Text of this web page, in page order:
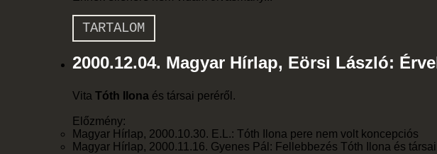
TARTALOM
2000.12.04. Magyar Hírlap, Eörsi László:
Vita Tóth Ilona és társai peréről.
Előzmény:
Magyar Hírlap, 2000.10.30. E.L.: Tóth Ilona pere nem volt koncepciós
Magyar Hírlap, 2000.11.16. Gyenes Pál: Fellebbezés Tóth Ilona és